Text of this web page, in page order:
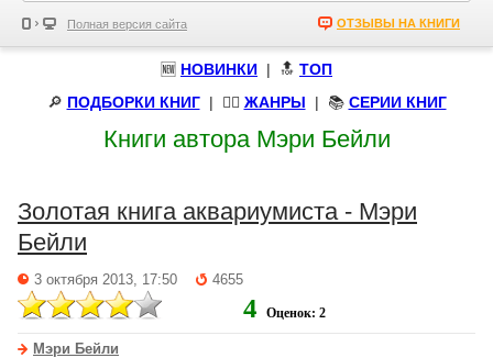
Полная версия сайта ОТЗЫВЫ НА КНИГИ
🆕 НОВИНКИ | 🔝 ТОП
🔎 ПОДБОРКИ КНИГ| 🧝‍♀️ ЖАНРЫ | 📚 СЕРИИ КНИГ
Книги автора Мэри Бейли
Золотая книга аквариумиста - Мэри
Бейли
3 октября 2013, 17:50 4655
4 Оценок: 2
Мэри Бейли